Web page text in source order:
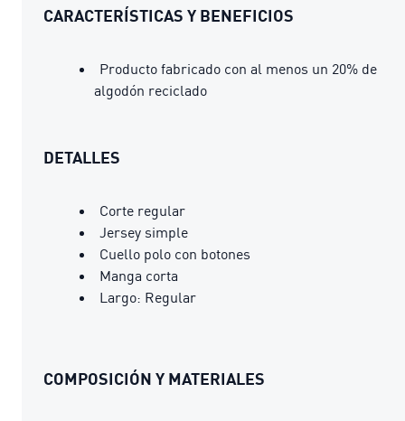
CARACTERÍSTICAS Y BENEFICIOS
Producto fabricado con al menos un 20% de
algodón reciclado
DETALLES
Corte regular
Jersey simple
Cuello polo con botones
Manga corta
Largo: Regular
COMPOSICIÓN Y MATERIALES